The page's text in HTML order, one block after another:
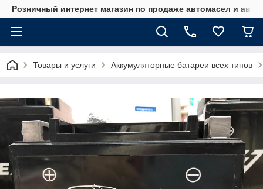
Розничный интернет магазин по продаже автомасел и
Товары и услуги Аккумуляторные батареи всех типов